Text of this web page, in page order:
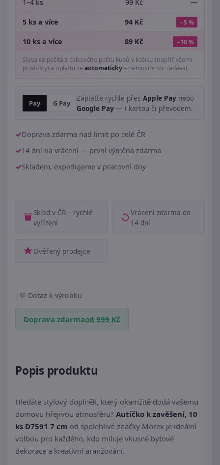
1–4 ks 99 Kč —
5 ks a více 94 Kč −5 %
10 ks a více 89 Kč −10 %
Sleva se počítá z celkového počtu kusů v košíku (napříč všemi
produkty) a uplatní se automaticky– nemusíte nic zadávat.
Pay G Pay
Zaplaťte rychle přes Apple Pay nebo
Google Pay — i kartou či převodem.
Doprava zdarma nad limit po celé ČR
14 dní na vrácení — první výměna zdarma
Skladem, expedujeme v pracovní dny
Sklad v ČR – rychlé
vyřízení
Vrácení zdarma do
14 dní
Ověřený prodejce
Dotaz k výrobku
Doprava zdarmaod 999 Kč
Popis produktu
Hledáte stylový doplněk, který okamžitě dodá vašemu
domovu hřejivou atmosféru? Autíčko k zavěšení, 10
ks D7591 7 cm od spolehlivé značky Morex je ideální
volbou pro každého, kdo miluje vkusné bytové
dekorace a kreativní aranžování.